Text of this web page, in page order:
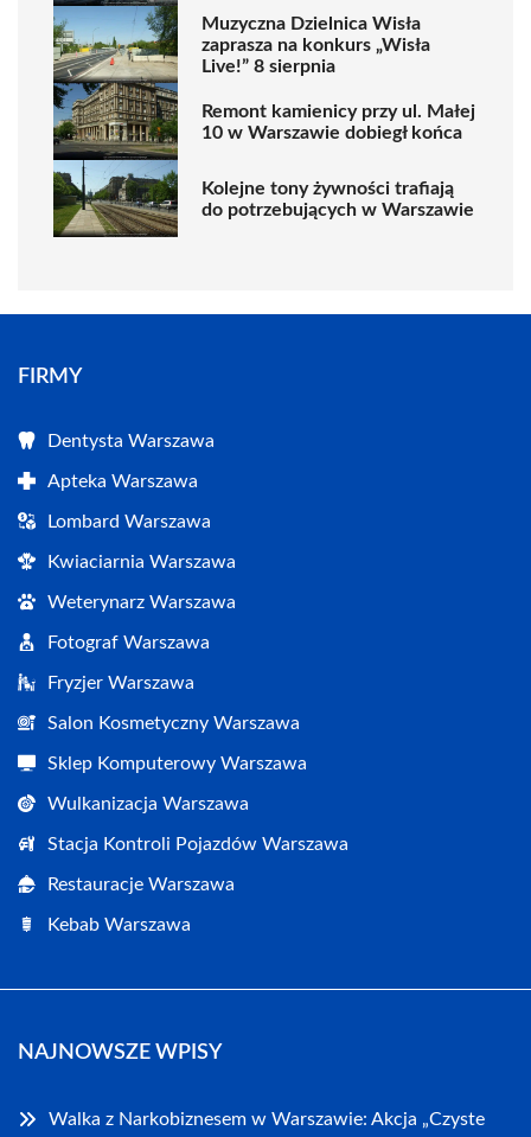
Muzyczna Dzielnica Wisła
zaprasza na konkurs „Wisła
Live!” 8 sierpnia
Remont kamienicy przy ul. Małej
10 w Warszawie dobiegł końca
Kolejne tony żywności trafiają
do potrzebujących w Warszawie
FIRMY
Dentysta Warszawa
Apteka Warszawa
Lombard Warszawa
Kwiaciarnia Warszawa
Weterynarz Warszawa
Fotograf Warszawa
Fryzjer Warszawa
Salon Kosmetyczny Warszawa
Sklep Komputerowy Warszawa
Wulkanizacja Warszawa
Stacja Kontroli Pojazdów Warszawa
Restauracje Warszawa
Kebab Warszawa
NAJNOWSZE WPISY
Walka z Narkobiznesem w Warszawie: Akcja „Czyste